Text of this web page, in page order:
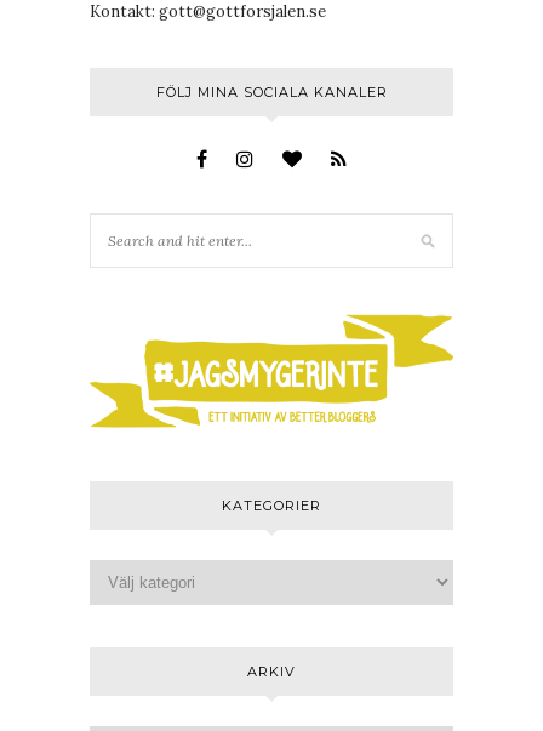
Kontakt: gott@gottforsjalen.se
FÖLJ MINA SOCIALA KANALER
KATEGORIER
ARKIV